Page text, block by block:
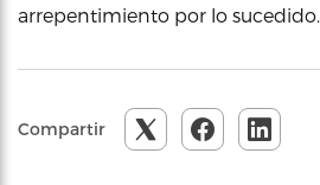
arrepentimiento por lo sucedido.
Compartir